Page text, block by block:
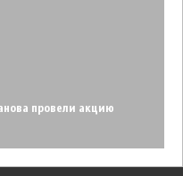
провели акцию